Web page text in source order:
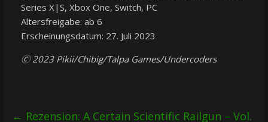
Series X|S, Xbox One, Switch, PC
Altersfreigabe: ab 6
Erscheinungsdatum: 27. Juli 2023
🄫 2023 Pikii/Chibig/Talpa Games/Undercoders
← Rezension: A Certain Scientific Railgun – Vol.